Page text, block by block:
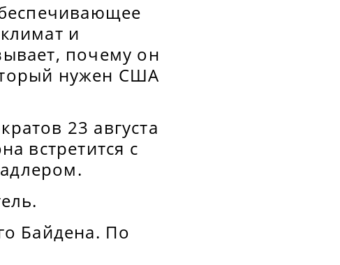
и
почему он
нужен США
23 августа
встретится с
Байдена. По